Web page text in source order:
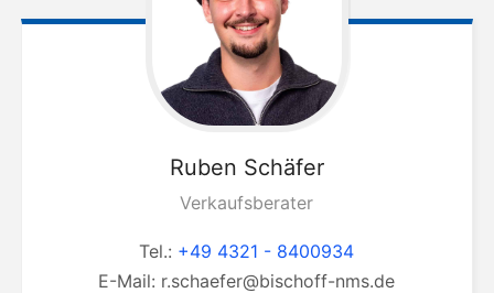
Ruben Schäfer
Verkaufsberater
Tel.: +49 4321 - 8400934
E-Mail: r.schaefer@bischoff-nms.de